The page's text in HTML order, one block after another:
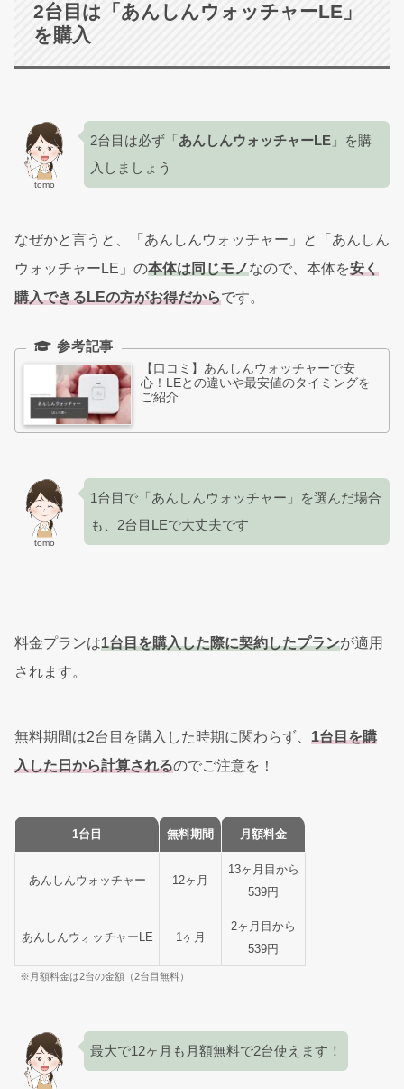
2台目は「あんしんウォッチャーLE」
を購入
tomo
2台目は必ず「あんしんウォッチャーLE」を購
入しましょう
なぜかと言うと、「あんしんウォッチャー」と「あんしん
ウォッチャーLE」の本体は同じモノなので、本体を安く
購入できるLEの方がお得だからです。
【口コミ】あんしんウォッチャーで安
心！LEとの違いや最安値のタイミングを
ご紹介
tomo
1台目で「あんしんウォッチャー」を選んだ場合
も、2台目LEで大丈夫です
料金プランは1台目を購入した際に契約したプランが適用
されます。
無料期間は2台目を購入した時期に関わらず、 1台目を購
入した日から計算されるのでご注意を！
1台目 無料期間 月額料金
あんしんウォッチャー 12ヶ月
13ヶ月目から
539円
あんしんウォッチャーLE 1ヶ月
2ヶ月目から
539円
※月額料金は2台の金額（2台目無料）
最大で12ヶ月も月額無料で2台使えます！